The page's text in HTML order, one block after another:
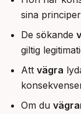
sina
De sökande
giltig
Att vägra
Om du